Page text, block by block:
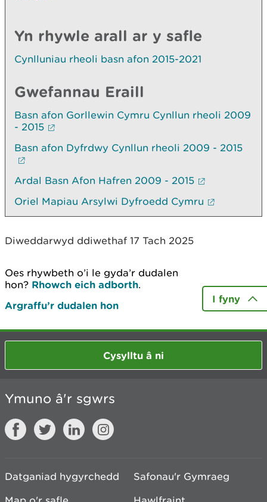
Yn rhywle arall ar y safle
Cynlluniau rheoli basn afon 2015-2021
Gwefannau Eraill
Basn afon Gorllewin Cymru Cynllun rheoli 2009
- 2015
Basn afon Dyfrdwy Cynllun rheoli 2009 - 2015
Ardal Basn Afon Hafren 2009 - 2015
Oriel Mapiau Arsylwi Dyfroedd Cymru
Diweddarwyd ddiwethaf 17 Tach 2025
Oes rhywbeth o’i le gyda’r dudalen
hon? Rhowch eich adborth.
Argraffu’r dudalen hon
I fyny
Cysylltu â ni
Ymuno â'r sgwrs
Datganiad hygyrchedd
Safonau'r Gymraeg